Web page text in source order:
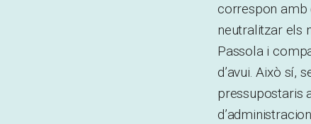
correspon amb
neutralitzar els
Passola i
d’avui. Això sí,
pressupostaris